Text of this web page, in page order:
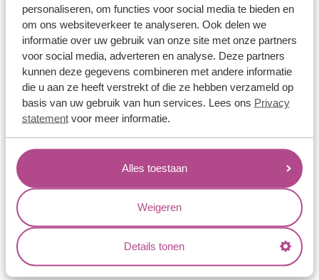
personaliseren, om functies voor social media te bieden en
om ons websiteverkeer te analyseren. Ook delen we
informatie over uw gebruik van onze site met onze partners
voor social media, adverteren en analyse. Deze partners
kunnen deze gegevens combineren met andere informatie
die u aan ze heeft verstrekt of die ze hebben verzameld op
basis van uw gebruik van hun services. Lees ons Privacy
statementvoor meer informatie.
Alles toestaan
Weigeren
Details tonen
Vriendschapsringen
Over ons
Aller Spanninga
Historie
Certificaten
Jouw voordelen
Conflictvrije Materialen
Oneindig veel mogelijkheden
Kwaliteit
Juweliers & Contact